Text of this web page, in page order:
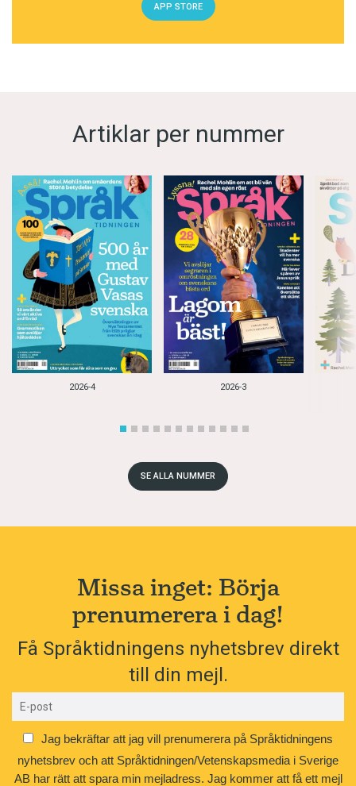
APP STORE
Artiklar per nummer
2026-4 2026-3
SE ALLA NUMMER
Missa inget: Börja
prenumerera i dag!
Få Språktidningens nyhetsbrev direkt
till din mejl.
Jag bekräftar att jag vill prenumerera på Språktidningens
nyhetsbrev och att Språktidningen/Vetenskapsmedia i Sverige
AB har rätt att spara min mejladress. Jag kommer att få ett mejl